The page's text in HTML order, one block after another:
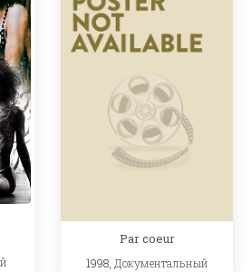
Par coeur
1998, Документальный